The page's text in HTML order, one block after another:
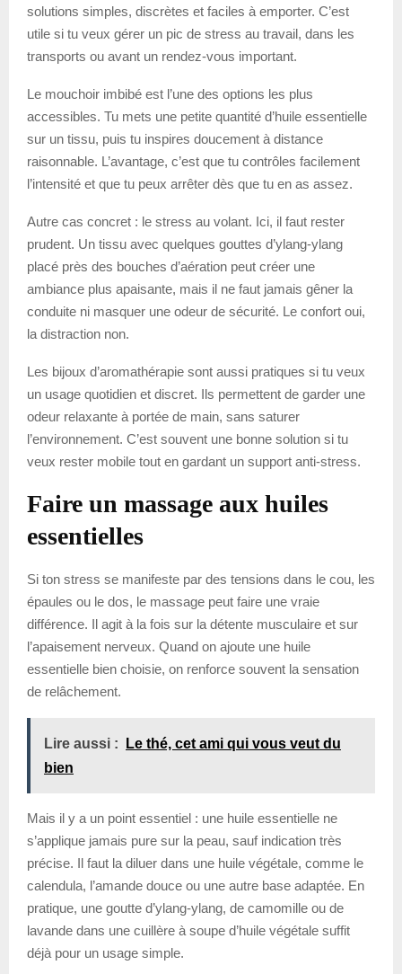
solutions simples, discrètes et faciles à emporter. C’est
utile si tu veux gérer un pic de stress au travail, dans les
transports ou avant un rendez-vous important.
Le mouchoir imbibé est l’une des options les plus
accessibles. Tu mets une petite quantité d’huile essentielle
sur un tissu, puis tu inspires doucement à distance
raisonnable. L’avantage, c’est que tu contrôles facilement
l’intensité et que tu peux arrêter dès que tu en as assez.
Autre cas concret : le stress au volant. Ici, il faut rester
prudent. Un tissu avec quelques gouttes d’ylang-ylang
placé près des bouches d’aération peut créer une
ambiance plus apaisante, mais il ne faut jamais gêner la
conduite ni masquer une odeur de sécurité. Le confort oui,
la distraction non.
Les bijoux d’aromathérapie sont aussi pratiques si tu veux
un usage quotidien et discret. Ils permettent de garder une
odeur relaxante à portée de main, sans saturer
l’environnement. C’est souvent une bonne solution si tu
veux rester mobile tout en gardant un support anti-stress.
Faire un massage aux huiles
essentielles
Si ton stress se manifeste par des tensions dans le cou, les
épaules ou le dos, le massage peut faire une vraie
différence. Il agit à la fois sur la détente musculaire et sur
l’apaisement nerveux. Quand on ajoute une huile
essentielle bien choisie, on renforce souvent la sensation
de relâchement.
Lire aussi :
Le thé, cet ami qui vous veut du
bien
Mais il y a un point essentiel : une huile essentielle ne
s’applique jamais pure sur la peau, sauf indication très
précise. Il faut la diluer dans une huile végétale, comme le
calendula, l’amande douce ou une autre base adaptée. En
pratique, une goutte d’ylang-ylang, de camomille ou de
lavande dans une cuillère à soupe d’huile végétale suffit
déjà pour un usage simple.